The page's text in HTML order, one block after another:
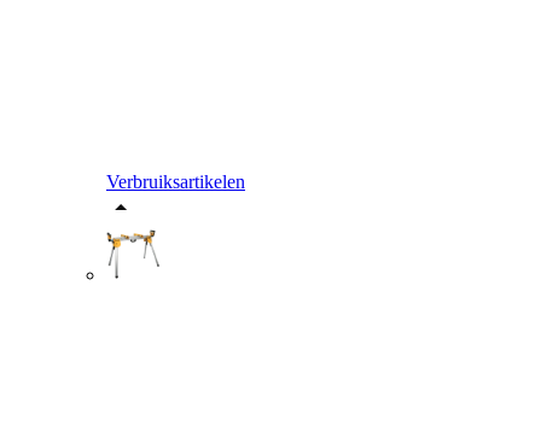
Verbruiksartikelen